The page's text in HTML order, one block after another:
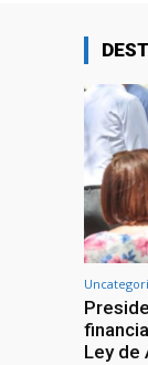
Ley de